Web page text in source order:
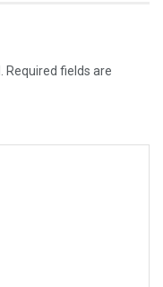
Required fields are